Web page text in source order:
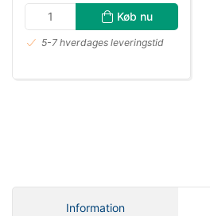
Køb nu
5-7 hverdages leveringstid
Information